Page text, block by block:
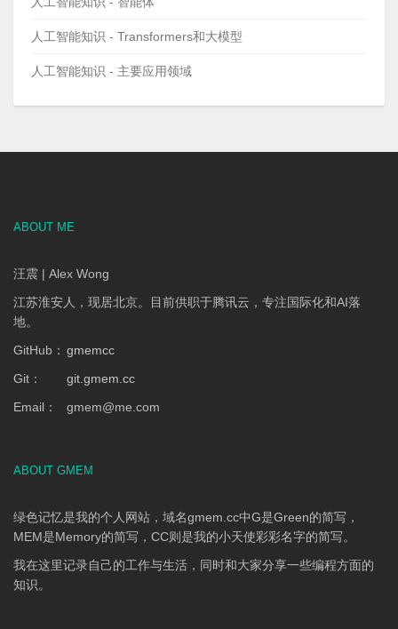
人工智能知识 - Transformers和大模型
人工智能知识 - 主要应用领域
ABOUT ME
汪震 | Alex Wong
江苏淮安人，现居北京。目前供职于腾讯云，专注国际化和AI落
地。
GitHub： gmemcc
Git：
git.gmem.cc
Email：
gmem@me.com
ABOUT GMEM
绿色记忆是我的个人网站，域名gmem.cc中G是Green的简写，
MEM是Memory的简写，CC则是我的小天使彩彩名字的简写。
我在这里记录自己的工作与生活，同时和大家分享一些编程方面的
知识。